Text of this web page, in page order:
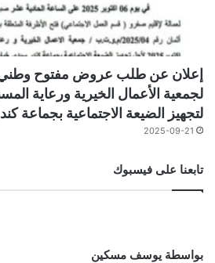
لجمعية الأعمال الخيرية ورعاية
لتجهيز الضيعة الاجتماعية بجماعة
2025-09-21
تابعنا على فيسبوك
بواسطة يوسف مسكين